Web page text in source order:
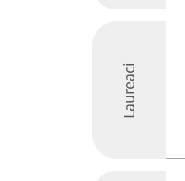
Laureaci